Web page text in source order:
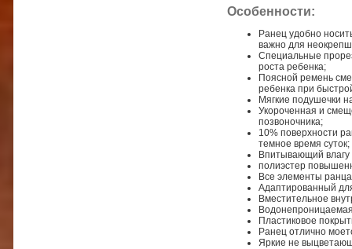
Особенности:
Ранец удобно
важно для
Cпециальные
роста ребенка;
Поясной ремень
ребенка при
Мягкие подушечки
Укороченная и
позвоночника;
10% поверхности
темное время суток;
Впитывающий влагу
полиэстер
Все элементы
Адаптированный
Вместительное
Пластиковое
Ранец отлично
Яркие не